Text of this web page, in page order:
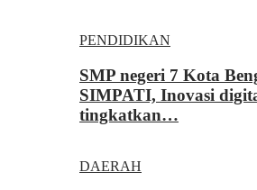
PENDIDIKAN
SMP negeri 7 Kota
SIMPATI, Inovasi
tingkatkan…
DAERAH